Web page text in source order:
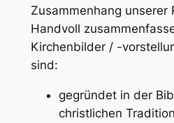
Zusammenhang unserer
Handvoll
Kirchenbilder / -
sind:
gegründet in der
christlichen Tradition